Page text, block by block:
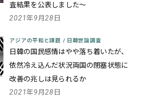
査結果を公表しました～
2021年9月28日
アジアの平和と課題 / 日韓世論調査
日韓の国民感情はやや落ち着いたが、
依然冷え込んだ状況両国の閉塞状態に
改善の兆しは見られるか
2021年9月28日